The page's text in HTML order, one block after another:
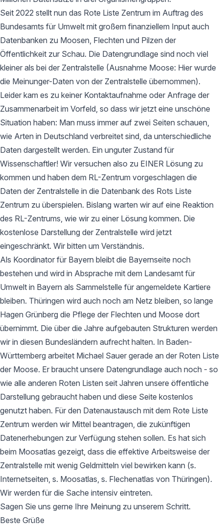
Seit 2022 stellt nun das Rote Liste Zentrum im Auftrag des
Bundesamts für Umwelt mit großem finanziellem Input auch
Datenbanken zu Moosen, Flechten und Pilzen der
Öffentlichkeit zur Schau. Die Datengrundlage sind noch viel
kleiner als bei der Zentralstelle (Ausnahme Moose: Hier wurde
die Meinunger-Daten von der Zentralstelle übernommen).
Leider kam es zu keiner Kontaktaufnahme oder Anfrage der
Zusammenarbeit im Vorfeld, so dass wir jetzt eine unschöne
Situation haben: Man muss immer auf zwei Seiten schauen,
wie Arten in Deutschland verbreitet sind, da unterschiedliche
Daten dargestellt werden. Ein unguter Zustand für
Wissenschaftler! Wir versuchen also zu EINER Lösung zu
kommen und haben dem RL-Zentrum vorgeschlagen die
Daten der Zentralstelle in die Datenbank des Rots Liste
Zentrum zu überspielen. Bislang warten wir auf eine Reaktion
des RL-Zentrums, wie wir zu einer Lösung kommen. Die
kostenlose Darstellung der Zentralstelle wird jetzt
eingeschränkt. Wir bitten um Verständnis.
Als Koordinator für Bayern bleibt die Bayernseite noch
bestehen und wird in Absprache mit dem Landesamt für
Umwelt in Bayern als Sammelstelle für angemeldete Kartiere
bleiben. Thüringen wird auch noch am Netz bleiben, so lange
Hagen Grünberg die Pflege der Flechten und Moose dort
übernimmt. Die über die Jahre aufgebauten Strukturen werden
wir in diesen Bundesländern aufrecht halten. In Baden-
Württemberg arbeitet Michael Sauer gerade an der Roten Liste
der Moose. Er braucht unsere Datengrundlage auch noch - so
wie alle anderen Roten Listen seit Jahren unsere öffentliche
Darstellung gebraucht haben und diese Seite kostenlos
genutzt haben. Für den Datenaustausch mit dem Rote Liste
Zentrum werden wir Mittel beantragen, die zukünftigen
Datenerhebungen zur Verfügung stehen sollen. Es hat sich
beim Moosatlas gezeigt, dass die effektive Arbeitsweise der
Zentralstelle mit wenig Geldmitteln viel bewirken kann (s.
Internetseiten, s. Moosatlas, s. Flechenatlas von Thüringen).
Wir werden für die Sache intensiv eintreten.
Sagen Sie uns gerne Ihre Meinung zu unserem Schritt.
Beste Grüße